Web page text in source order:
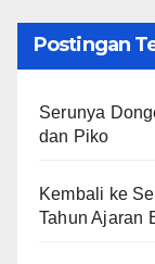
Postingan
Serunya
dan Piko
Kembali ke
Tahun Ajaran